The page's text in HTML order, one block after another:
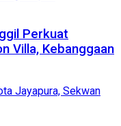
Perkuat
Villa, Kebanggaan